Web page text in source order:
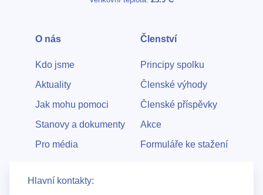
O nás
Kdo jsme
Aktuality
Jak mohu pomoci
Stanovy a dokumenty
Pro média
Členství
Principy spolku
Členské výhody
Členské příspěvky
Akce
Formuláře ke stažení
Hlavní kontakty: